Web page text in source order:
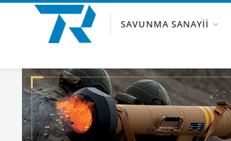
SAVUNMA SANAYII